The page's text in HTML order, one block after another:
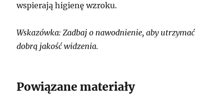
wspierają higienę wzroku.
Wskazówka: Zadbaj o nawodnienie, aby utrzymać
dobrą jakość widzenia.
Powiązane materiały